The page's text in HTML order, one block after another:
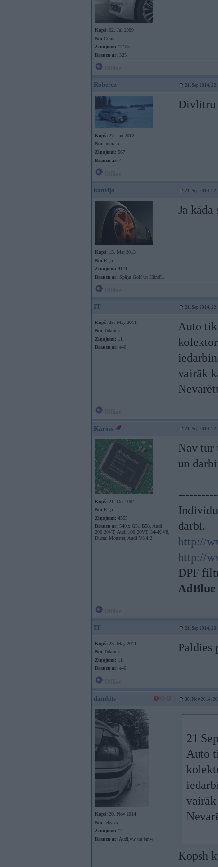
Kopš: 02. Jul 2009
No: Cēsis
Ziņojumi: 12185
Braucu ar: 325i
Robercz 21. Sep 2014,
Kopš: 27. Jan 2012
No: Jūrmala
Ziņojumi: 567
Braucu ar: 4
Divlitru
koni4jo 21. Sep 2014,
Kopš: 15. Mar 2013
No: Rīga
Ziņojumi: 4171
Braucu ar: Spāņu Golf un Hūndī...
Ja
IT 21. Sep 2014,
Kopš: 25. May 2011
No: Tukums
Ziņojumi: 11
Braucu ar: e46
Auto
vairāk
Kaross 21. Sep 2014,
Kopš: 21. Oct 2004
No: Rīga
Ziņojumi: 4555
Braucu ar: 540ix G31 B58, Audi
200 20VT, Audi 100 20VT, 344K V8,
Ducati Monster, Audi V8 4.2
Nav tur
un
darbi.
http://
http://
DPF
IT 21. Sep 2014,
Kopš: 25. May 2011
No: Tukums
Ziņojumi: 11
Braucu ar: e46
Paldies
dambits 30. Nov 2014,
Kopš: 20. Nov 2014
No: Jelgava
Ziņojumi: 12
Braucu ar: Audi,vw un bmw
21
Auto
Kopsh